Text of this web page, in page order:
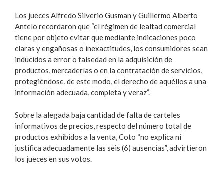
Los jueces Alfredo Silverio Gusman y Guillermo Alberto
Antelo recordaron que “el régimen de lealtad comercial
tiene por objeto evitar que mediante indicaciones poco
claras y engañosas o inexactitudes, los consumidores sean
inducidos a error o falsedad en la adquisición de
productos, mercaderías o en la contratación de servicios,
protegiéndose, de este modo, el derecho de aquéllos a una
información adecuada, completa y veraz”.
Sobre la alegada baja cantidad de falta de carteles
informativos de precios, respecto del número total de
productos exhibidos a la venta, Coto “no explica ni
justifica adecuadamente las seis (6) ausencias”, advirtieron
los jueces en sus votos.